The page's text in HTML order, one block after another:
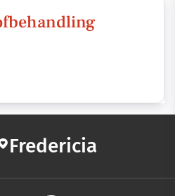
Fredericia